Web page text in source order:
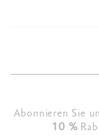
Abonnieren Sie
10 %